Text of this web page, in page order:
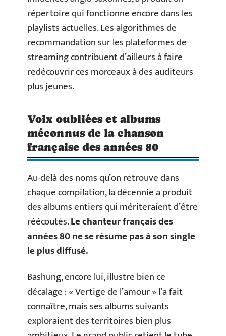
répertoire qui fonctionne encore dans les
playlists actuelles. Les algorithmes de
recommandation sur les plateformes de
streaming contribuent d’ailleurs à faire
redécouvrir ces morceaux à des auditeurs
plus jeunes.
Voix oubliées et albums
méconnus de la chanson
française des années 80
Au-delà des noms qu’on retrouve dans
chaque compilation, la décennie a produit
des albums entiers qui mériteraient d’être
réécoutés.Le chanteur français des
années 80 ne se résume pas à son single
le plus diffusé.
Bashung, encore lui, illustre bien ce
décalage : « Vertige de l’amour » l’a fait
connaître, mais ses albums suivants
exploraient des territoires bien plus